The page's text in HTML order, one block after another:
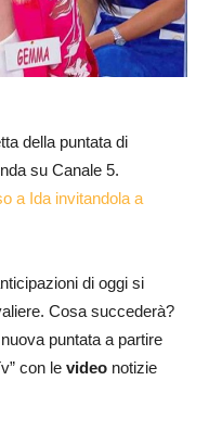
della puntata di
su Canale 5.
a Ida invitandola a
di oggi si
Cosa succederà?
puntata a partire
con le video notizie